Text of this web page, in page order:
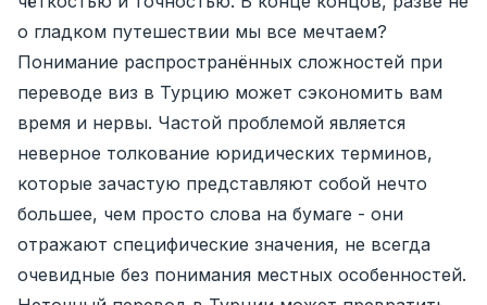
о гладком путешествии мы все мечтаем?
Понимание распространённых сложностей при
переводе виз в Турцию может сэкономить вам
время и нервы. Частой проблемой является
неверное толкование юридических терминов,
которые зачастую представляют собой нечто
большее, чем просто слова на бумаге - они
отражают специфические значения, не всегда
очевидные без понимания местных особенностей.